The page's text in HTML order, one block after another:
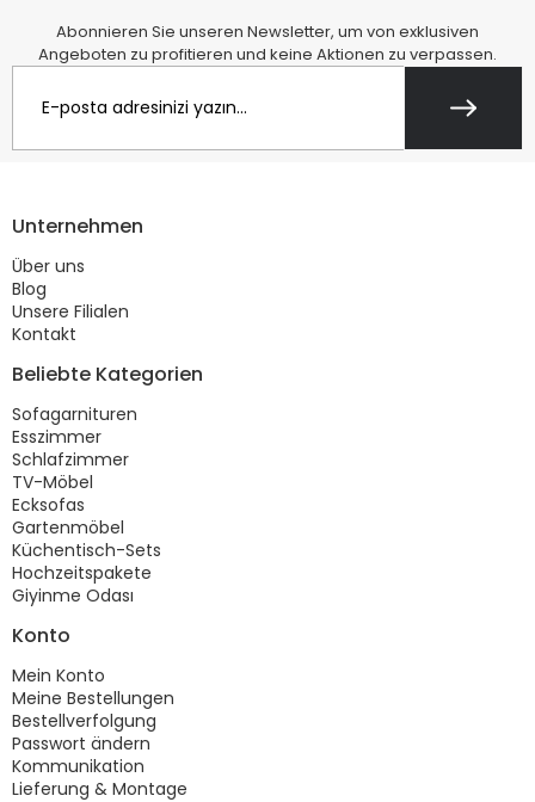
Abonnieren Sie unseren Newsletter, um von exklusiven
Angeboten zu profitieren und keine Aktionen zu verpassen.
Unternehmen
Über uns
Blog
Unsere Filialen
Kontakt
Beliebte Kategorien
Sofagarnituren
Esszimmer
Schlafzimmer
TV-Möbel
Ecksofas
Gartenmöbel
Küchentisch-Sets
Hochzeitspakete
Giyinme Odası
Konto
Mein Konto
Meine Bestellungen
Bestellverfolgung
Passwort ändern
Kommunikation
Lieferung & Montage